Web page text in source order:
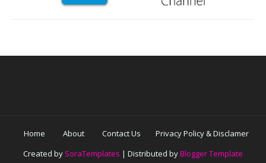
Home About Contact Us
Privacy Policy & Disclamer
Created by SoraTemplates | Distributed byBlogger Template